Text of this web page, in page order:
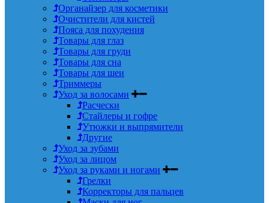
Органайзер для косметики
Очистители для кистей
Пояса для похудения
Товары для глаз
Товары для груди
Товары для сна
Товары для шеи
Триммеры
Уход за волосами
Расчески
Стайлеры и гофре
Утюжки и выпрямители
Другие
Уход за зубами
Уход за лицом
Уход за руками и ногами
Грелки
Корректоры для пальцев